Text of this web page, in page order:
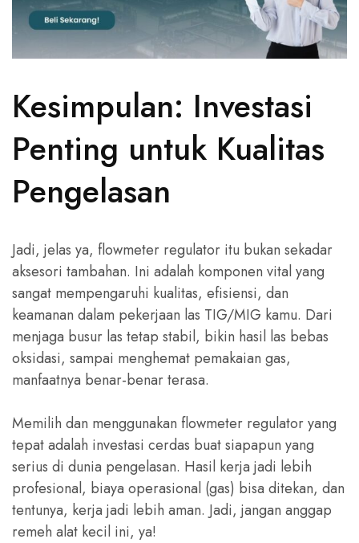
Kesimpulan: Investasi
Penting untuk Kualitas
Pengelasan
Jadi, jelas ya, flowmeter regulator itu bukan sekadar
aksesori tambahan. Ini adalah komponen vital yang
sangat mempengaruhi kualitas, efisiensi, dan
keamanan dalam pekerjaan las TIG/MIG kamu. Dari
menjaga busur las tetap stabil, bikin hasil las bebas
oksidasi, sampai menghemat pemakaian gas,
manfaatnya benar-benar terasa.
Memilih dan menggunakan flowmeter regulator yang
tepat adalah investasi cerdas buat siapapun yang
serius di dunia pengelasan. Hasil kerja jadi lebih
profesional, biaya operasional (gas) bisa ditekan, dan
tentunya, kerja jadi lebih aman. Jadi, jangan anggap
remeh alat kecil ini, ya!